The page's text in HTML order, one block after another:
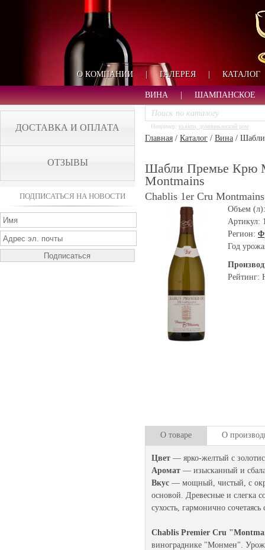
О КОМПАНИИ | ГАЛЕРЕЯ | КАТАЛОГ
ВИНА ШАМПАНСКОЕ
ДОСТАВКА И ОПЛАТА
ОТЗЫВЫ
ПОДПИСАТЬСЯ НА НОВОСТИ
Например: кьянти, доминиканский ром
Главная / Каталог / Вина / Шабли
Шабли Премье Крю
Montmains
Chablis 1er Cru Montmains
Объем
Артикул:
Регион:
Год
Рейтинг:
О товаре О
Цвет — ярко-желтый с
Аромат — изысканный и
Вкус — мощный, чистый, с
основой. Древесные и слегка
сухость, гармонично
Chablis Premier Cru
винограднике "Монмен".